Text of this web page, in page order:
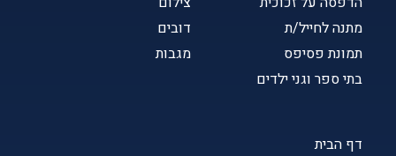
דף הבית
מתנה לחייל/ת
תמונת פסיפס
בתי ספר וגני ילדים
דובים
מגבות